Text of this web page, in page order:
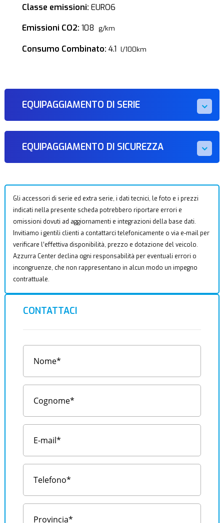
Classe emissioni: EURO6
Emissioni CO2: 108 g/km
Consumo Combinato: 4.1 l/100km
EQUIPAGGIAMENTO DI SERIE
EQUIPAGGIAMENTO DI SICUREZZA
Gli accessori di serie ed extra serie, i dati tecnici, le foto e i prezzi
indicati nella presente scheda potrebbero riportare errori e
omissioni dovuti ad aggiornamenti e integrazioni della base dati.
Invitiamo i gentili clienti a contattarci telefonicamente o via e-mail per
verificare l’effettiva disponibilità, prezzo e dotazione del veicolo.
Azzurra Center declina ogni responsabilità per eventuali errori o
incongruenze, che non rappresentano in alcun modo un impegno
contrattuale.
CONTATTACI